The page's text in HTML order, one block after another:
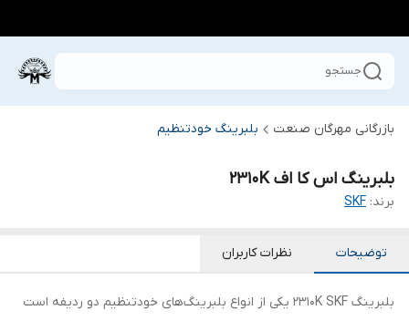
جستجو
بازرگانی مهرگان صنعت بلبرینگ خودتنظیم
بلبرینگ اس کا اف 2310K
برند: SKF
توضیحات نظرات کاربران
بلبرینگ 2310K SKF یکی از انواع بلبرینگ‌های خودتنظیم دو ردیفه است